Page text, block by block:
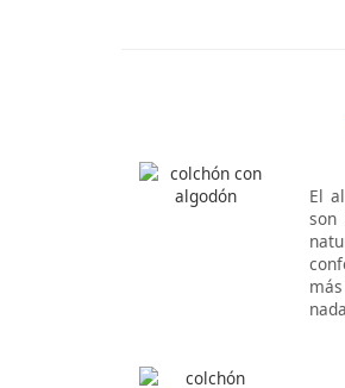
El
son